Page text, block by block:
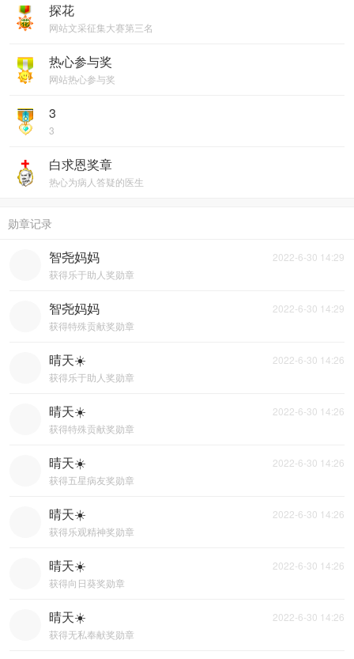
探花
网站文采征集大赛第三名
热心参与奖
网站热心参与奖
3
3
白求恩奖章
热心为病人答疑的医生
勋章记录
2022-6-30 14:29
智尧妈妈
获得乐于助人奖勋章
2022-6-30 14:29
智尧妈妈
获得特殊贡献奖勋章
2022-6-30 14:26
晴天☀️
获得乐于助人奖勋章
2022-6-30 14:26
晴天☀️
获得特殊贡献奖勋章
2022-6-30 14:26
晴天☀️
获得五星病友奖勋章
2022-6-30 14:26
晴天☀️
获得乐观精神奖勋章
2022-6-30 14:26
晴天☀️
获得向日葵奖勋章
2022-6-30 14:26
晴天☀️
获得无私奉献奖勋章